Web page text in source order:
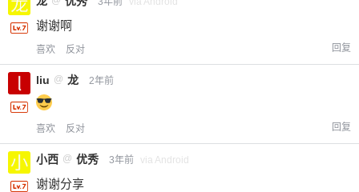
谢谢啊
喜欢 反对 回复
liu @ 龙 2年前
喜欢 反对 回复
小西 @ 优秀 3年前 via Android
谢谢分享